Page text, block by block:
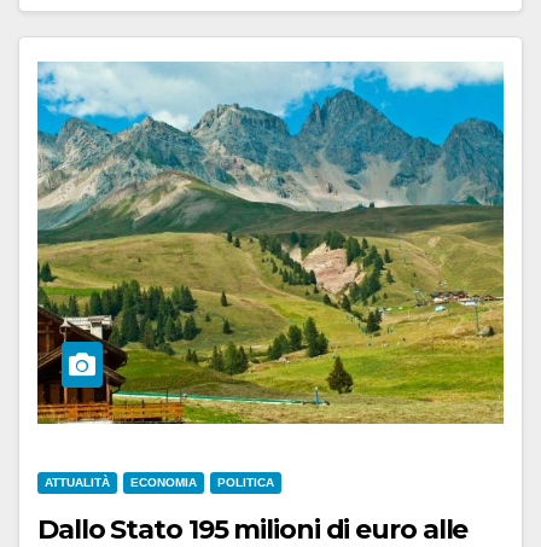
ATTUALITÀ ECONOMIA POLITICA
Dallo Stato 195 milioni di euro alle